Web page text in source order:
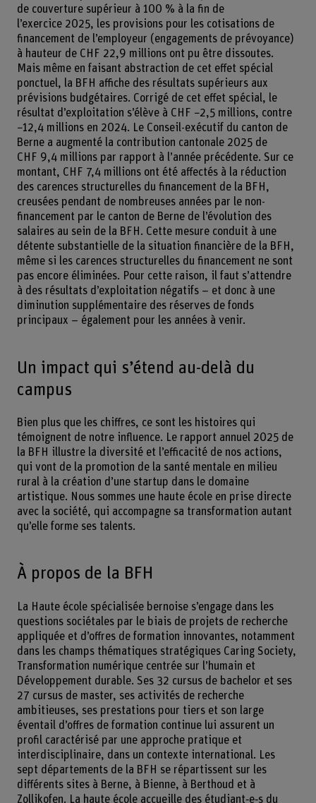
de couverture supérieur à 100 % à la fin de
l’exercice 2025, les provisions pour les cotisations de
financement de l’employeur (engagements de prévoyance)
à hauteur de CHF 22,9 millions ont pu être dissoutes.
Mais même en faisant abstraction de cet effet spécial
ponctuel, la BFH affiche des résultats supérieurs aux
prévisions budgétaires. Corrigé de cet effet spécial, le
résultat d’exploitation s’élève à CHF −2,5 millions, contre
−12,4 millions en 2024. Le Conseil-exécutif du canton de
Berne a augmenté la contribution cantonale 2025 de
CHF 9,4 millions par rapport à l’année précédente. Sur ce
montant, CHF 7,4 millions ont été affectés à la réduction
des carences structurelles du financement de la BFH,
creusées pendant de nombreuses années par le non-
financement par le canton de Berne de l’évolution des
salaires au sein de la BFH. Cette mesure conduit à une
détente substantielle de la situation financière de la BFH,
même si les carences structurelles du financement ne sont
pas encore éliminées. Pour cette raison, il faut s’attendre
à des résultats d’exploitation négatifs – et donc à une
diminution supplémentaire des réserves de fonds
principaux – également pour les années à venir.
Un impact qui s’étend au-delà du
campus
Bien plus que les chiffres, ce sont les histoires qui
témoignent de notre influence. Le rapport annuel 2025 de
la BFH illustre la diversité et l’efficacité de nos actions,
qui vont de la promotion de la santé mentale en milieu
rural à la création d’une startup dans le domaine
artistique. Nous sommes une haute école en prise directe
avec la société, qui accompagne sa transformation autant
qu’elle forme ses talents.
À propos de la BFH
La Haute école spécialisée bernoise s’engage dans les
questions sociétales par le biais de projets de recherche
appliquée et d’offres de formation innovantes, notamment
dans les champs thématiques stratégiques Caring Society,
Transformation numérique centrée sur l’humain et
Développement durable. Ses 32 cursus de bachelor et ses
27 cursus de master, ses activités de recherche
ambitieuses, ses prestations pour tiers et son large
éventail d’offres de formation continue lui assurent un
profil caractérisé par une approche pratique et
interdisciplinaire, dans un contexte international. Les
sept départements de la BFH se répartissent sur les
différents sites à Berne, à Bienne, à Berthoud et à
Zollikofen. La haute école accueille des étudiant‑e‑s du